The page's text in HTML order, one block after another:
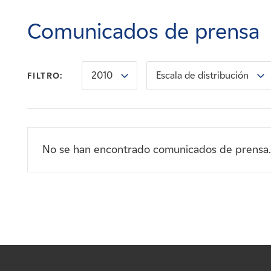
Noticias
Contacte con
Comunicados de prensa
FILTRO: 2010 Escala de distribución
No se han encontrado comunicados de prensa.